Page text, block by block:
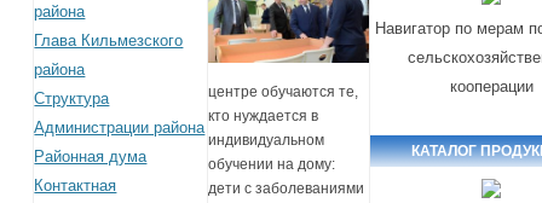
района
Глава Кильмезского
района
Структура
Администрации района
Районная дума
Контактная
центре обучаются те,
кто нуждается в
индивидуальном
обучении на дому:
дети с заболеваниями
Навигатор по мерам
кооперации
КАТАЛОГ